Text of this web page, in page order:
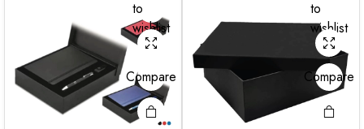
to
wishlist
Compare
to
wishlist
Compare